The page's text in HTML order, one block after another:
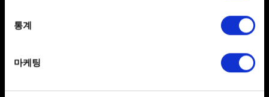
Identify your device by actively scanning it for
Find out more about how your personal data is processed
통계
마케팅